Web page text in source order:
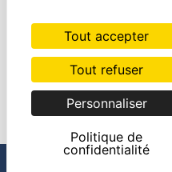
Politique
Tout accepter
Tout refuser
Personnaliser
Politique de
confidentialité